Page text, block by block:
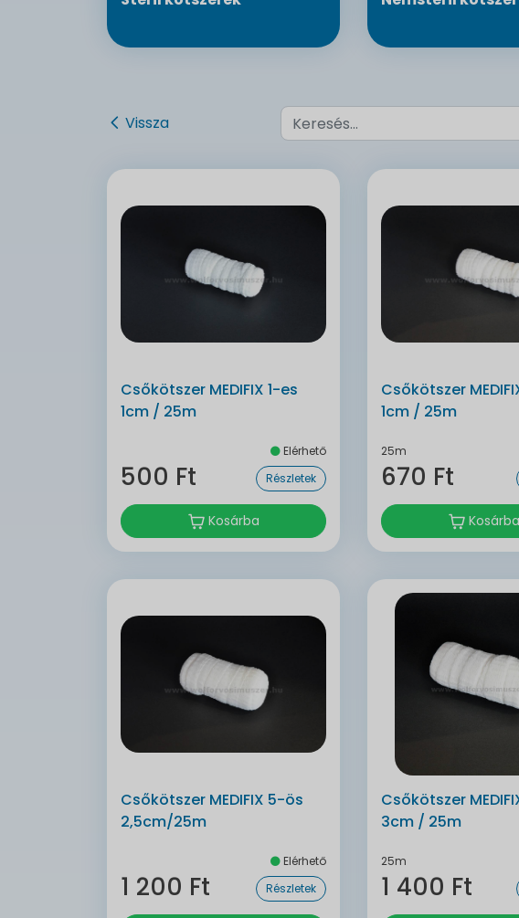
Vissza
Csőkötszer MEDIFIX 1-es
1cm / 25m
Elérhető
500 Ft Részletek
Kosárba
Csőkötszer
1cm / 25m
25m
670 Ft
Kosárba
Csőkötszer MEDIFIX 5-ös
2,5cm/25m
Elérhető
1 200 Ft Részletek
Csőkötszer
3cm / 25m
25m
1 400 Ft